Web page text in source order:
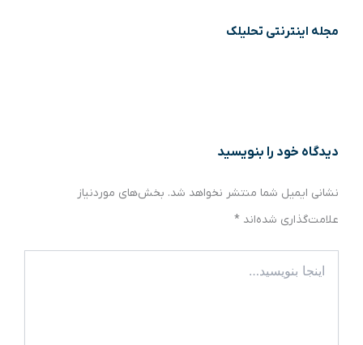
مجله اینترنتی تحلیلک
دیدگاه‌ خود را بنویسید
نشانی ایمیل شما منتشر نخواهد شد. بخش‌های موردنیاز
علامت‌گذاری شده‌اند *
بنویسید…